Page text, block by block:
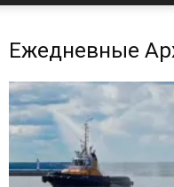
Ежедневные